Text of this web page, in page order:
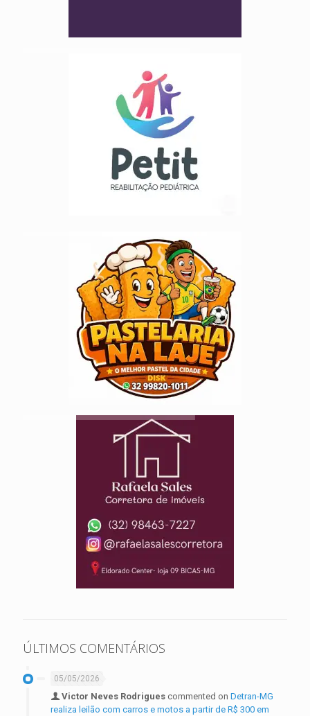
ÚLTIMOS COMENTÁRIOS
05/05/2026
Victor Neves Rodrigues commented on Detran-MG
realiza leilão com carros e motos a partir de R$ 300 em